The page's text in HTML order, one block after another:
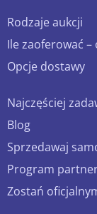
Rodzaje aukcji
Ile zaoferować
Opcje dostawy
Najczęściej
Blog
Sprzedawaj
Program
Zostań